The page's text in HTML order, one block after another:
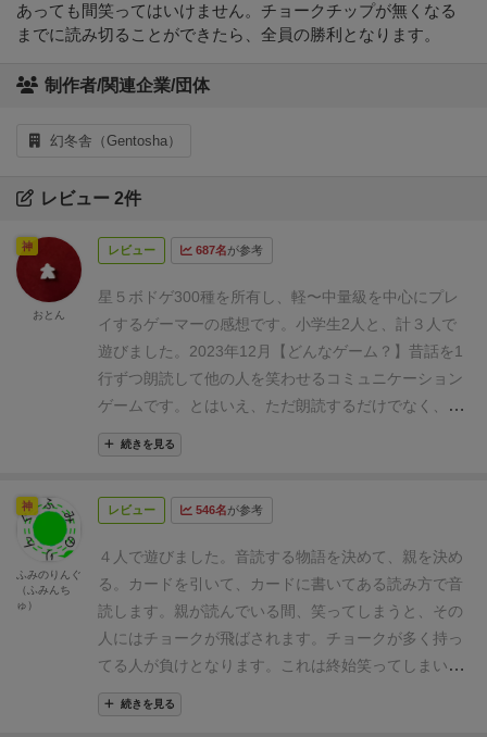
あっても間笑ってはいけません。チョークチップが無くなる
までに読み切ることができたら、全員の勝利となります。
制作者/関連企業/団体
幻冬舎（Gentosha）
レビュー 2件
レビュー 687名が参考
星５ ボドゲ300種を所有し、軽〜中量級を中心にプレ
イするゲーマーの感想です。小学生2人と、計３人で
遊びました。2023年12月
【どんなゲーム？】 昔話を1
行ずつ朗読して他の人を笑わせるコミュニケーション
ゲームです。
とはいえ、ただ朗読するだけでなく、毎
回指示カードをめくり、その人格になりきる必要があ
ります。例えばロボット風とか。一周回って普通に読
点をもらい、一話が終わった時にマイナス点が少ない
オトナはなかなか笑えないですね。オトナになるとお
ふざけレベルの笑いには既に耐性が付いてしまってま
す。 子供はゲラゲラ笑っていたので小学生同士なら、
かなり楽しめそうです。 もしくは、オトナ同士だとど
こまでやれるか試してみたいところです。モノマネの
スキルや一芸がある人となら楽しめそうです。
続きを見る
神
おとん
レビュー 546名が参考
４人で遊びました。 音読する物語を決めて、親を決め
る。
カードを引いて、カードに書いてある読み方で音
読します。 親が読んでいる間、笑ってしまうと、その
人にはチョークが飛ばされます。 チョークが多く持っ
てる人が負けとなります。
これは終始笑ってしまいま
したね。そんな風に音読するの！？
をして、とても面白かったし、笑顔になりました。
続きを見る
神
ふみのりんぐ
（ふみんち
ゅ）